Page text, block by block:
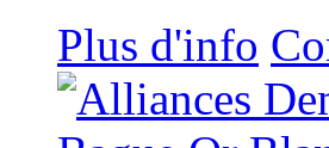
Plus d'info